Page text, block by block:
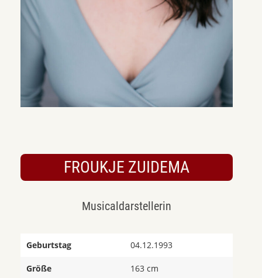
FROUKJE ZUIDEMA
Musicaldarstellerin
Geburtstag 04.12.1993
Größe 163 cm